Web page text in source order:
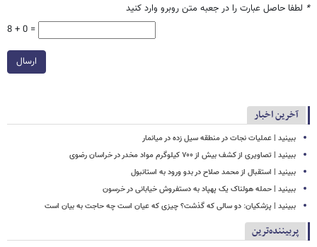
* لطفا حاصل عبارت را در جعبه متن روبرو وارد کنید
8 + 0 =
ارسال
آخرین اخبار
ببینید | عملیات نجات در منطقه سیل زده در میانمار
ببینید | تصاویری از کشف بیش از ۷۰۰ کیلوگرم مواد مخدر در خراسان رضوی
ببینید | استقبال از محمد صلاح در بدو ورود به استانبول
ببینید | حمله هولناک یک پهپاد به دستفروش خیابانی در خرسون
ببینید | پزشکیان: دو سالی که گذشت؟ چیزی که عیان است چه حاجت به بیان است
پربیننده‌ترین